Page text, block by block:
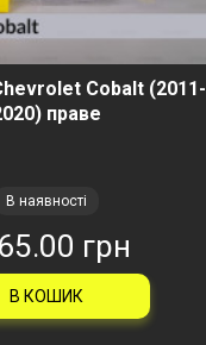
Cobalt (2011-
праве
В наявності
грн
В КОШИК